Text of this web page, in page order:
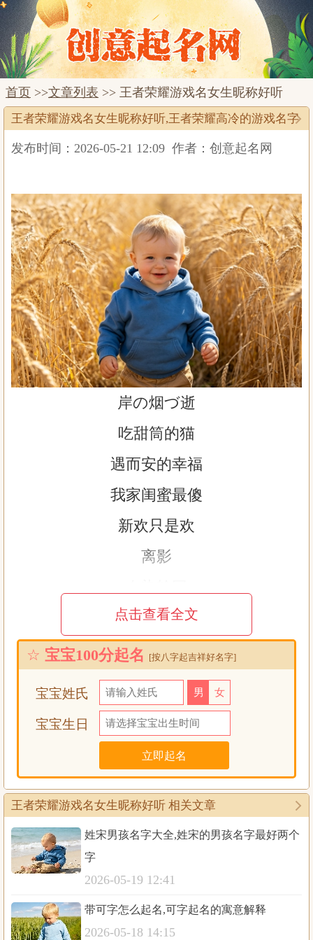
首页 >>文章列表 >> 王者荣耀游戏名女生昵称好听
王者荣耀游戏名女生昵称好听,王者荣耀高冷的游戏名字
发布时间：2026-05-21 12:09 作者：创意起名网
岸の烟づ逝
吃甜筒的猫
遇而安的幸福
我家闺蜜最傻
新欢只是欢
离影
光浅逝
不动则不痛
墨竹凉夜影
世难轮一梦ゝ
深几许
海|巫山
花拾|夕阳落
彼岸灬花开
,继续颓废
点击查看全文
☆ 宝宝100分起名 [按八字起吉祥好名字]
宝宝姓氏 男 女
宝宝生日
王者荣耀游戏名女生昵称好听 相关文章
姓宋男孩名字大全,姓宋的男孩名字最好两个
字
2026-05-19 12:41
带可字怎么起名,可字起名的寓意解释
2026-05-18 14:15